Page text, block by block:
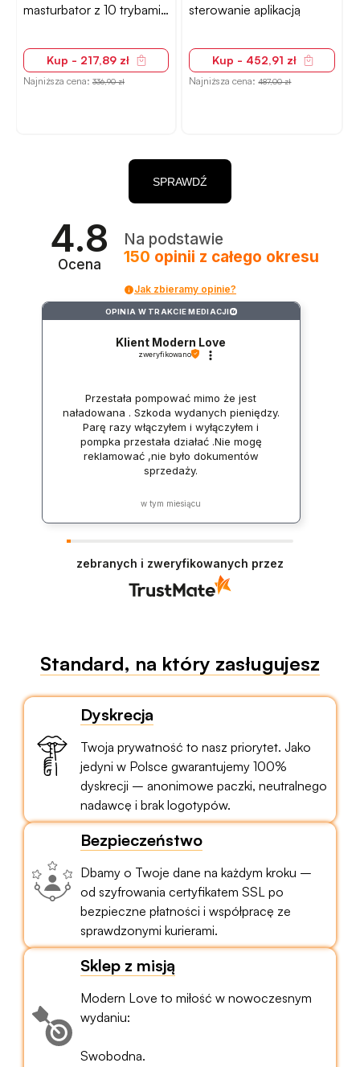
4.8
Ocena
Na podstawie
150 opinii z całego okresu
Jak zbieramy opinie?
OPINIA W TRAKCIE MEDIACJI ?
Klient Modern Love
zweryfikowano
Przestała pompować mimo że jest
naładowana . Szkoda wydanych pieniędzy.
Parę razy włączyłem i wyłączyłem i
pompka przestała działać .Nie mogę
reklamować ,nie było dokumentów
sprzedaży.
w tym miesiącu
zebranych i zweryfikowanych przez
SPRAWDŹ
masturbator z 10 trybami
Kup - 217,89 zł
Najniższa cena:336,90 zł
sterowanie aplikacją
Kup - 452,91 zł
Najniższa cena:487,00 zł
Standard, na który zasługujesz
Dyskrecja
Twoja prywatność to nasz priorytet. Jako
jedyni w Polsce gwarantujemy 100%
dyskrecji – anonimowe paczki, neutralnego
nadawcę i brak logotypów.
Bezpieczeństwo
Dbamy o Twoje dane na każdym kroku –
od szyfrowania certyfikatem SSL po
bezpieczne płatności i współpracę ze
sprawdzonymi kurierami.
Sklep z misją
Modern Love to miłość w nowoczesnym
wydaniu:
Swobodna.